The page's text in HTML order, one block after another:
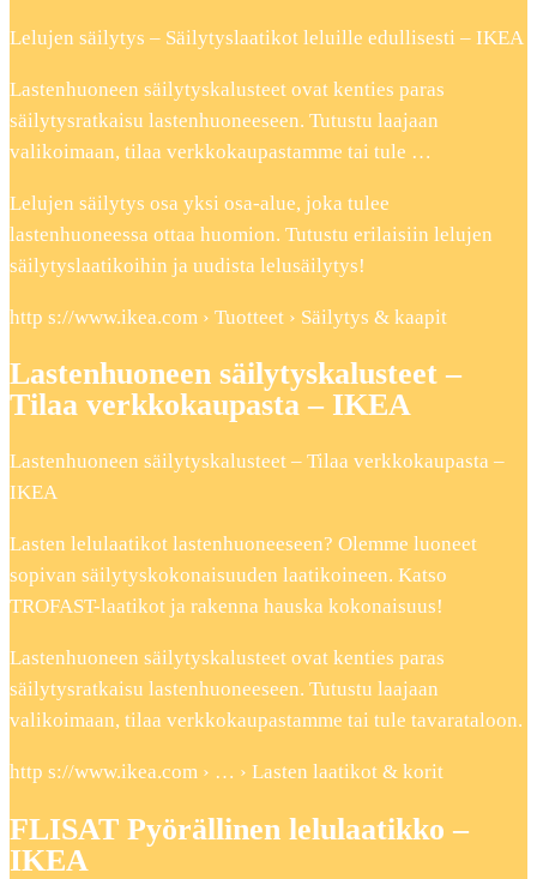
Lelujen säilytys – Säilytyslaatikot leluille edullisesti – IKEA
Lastenhuoneen säilytyskalusteet ovat kenties paras
säilytysratkaisu lastenhuoneeseen. Tutustu laajaan
valikoimaan, tilaa verkkokaupastamme tai tule …
Lelujen säilytys osa yksi osa-alue, joka tulee
lastenhuoneessa ottaa huomion. Tutustu erilaisiin lelujen
säilytyslaatikoihin ja uudista lelusäilytys!
http s://www.ikea.com › Tuotteet › Säilytys & kaapit
Lastenhuoneen säilytyskalusteet –
Tilaa verkkokaupasta – IKEA
Lastenhuoneen säilytyskalusteet – Tilaa verkkokaupasta –
IKEA
Lasten lelulaatikot lastenhuoneeseen? Olemme luoneet
sopivan säilytyskokonaisuuden laatikoineen. Katso
TROFAST-laatikot ja rakenna hauska kokonaisuus!
Lastenhuoneen säilytyskalusteet ovat kenties paras
säilytysratkaisu lastenhuoneeseen. Tutustu laajaan
valikoimaan, tilaa verkkokaupastamme tai tule tavarataloon.
http s://www.ikea.com › … › Lasten laatikot & korit
FLISAT Pyörällinen lelulaatikko –
IKEA